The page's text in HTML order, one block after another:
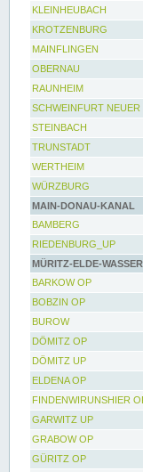
KLEINHEUBACH
KROTZENBURG
MAINFLINGEN
OBERNAU
RAUNHEIM
SCHWEINFURT NEUER
STEINBACH
TRUNSTADT
WERTHEIM
WÜRZBURG
MAIN-DONAU-KANAL
BAMBERG
RIEDENBURG_UP
MÜRITZ-ELDE-
BARKOW OP
BOBZIN OP
BUROW
DÖMITZ OP
DÖMITZ UP
ELDENA OP
FINDENWIRUNSHIER
GARWITZ UP
GRABOW OP
GÜRITZ OP